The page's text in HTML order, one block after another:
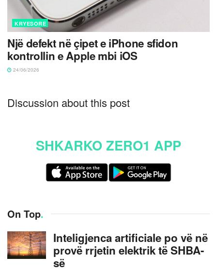
KRYESORE
Një defekt në çipet e iPhone sfidon
kontrollin e Apple mbi iOS
24/06/2026
Discussion about this post
SHKARKO ZERO1 APP
On Top.
Inteligjenca artificiale po vë në
provë rrjetin elektrik të SHBA-
së